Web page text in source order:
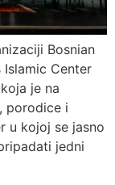
Bosnian
Center
je na
porodice i
u kojoj se jasno
jedni